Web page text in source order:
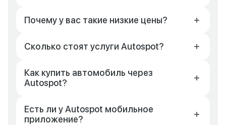
Почему у вас такие низкие цены?
Сколько стоят услуги Autospot?
Как купить автомобиль через
Autospot?
Есть ли у Autospot мобильное
приложение?